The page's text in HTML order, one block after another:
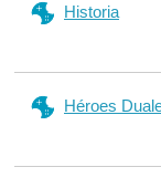
Historia
Héroes